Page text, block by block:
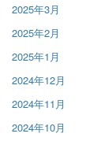
2025年3月
2025年2月
2025年1月
2024年12月
2024年11月
2024年10月